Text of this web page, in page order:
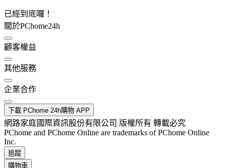
已經到底囉！
關於PChome24h
顧客權益
其他服務
企業合作
下載 PChome 24h購物 APP
網路家庭國際資訊股份有限公司 版權所有 轉載必究
PChome and PChome Online are trademarks of PChome Online
Inc.
追蹤
購物車